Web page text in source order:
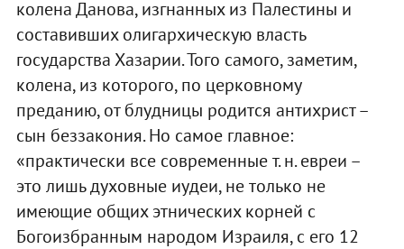
колена Данова, изгнанных из Палестины и
составивших олигархическую власть
государства Хазарии. Того самого, заметим,
колена, из которого, по церковному
преданию, от блудницы родится антихрист –
сын беззакония. Но самое главное:
«практически все современные т. н. евреи –
это лишь духовные иудеи, не только не
имеющие общих этнических корней с
Богоизбранным народом Израиля, с его 12